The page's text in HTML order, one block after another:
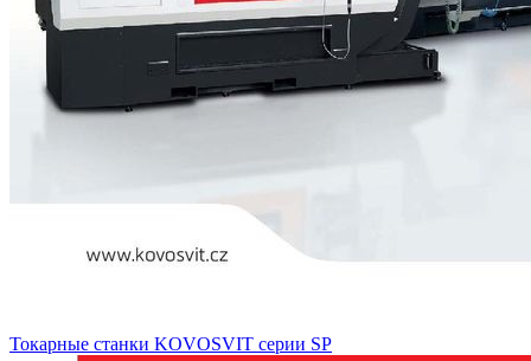
Токарные станки KOVOSVIT серии SP